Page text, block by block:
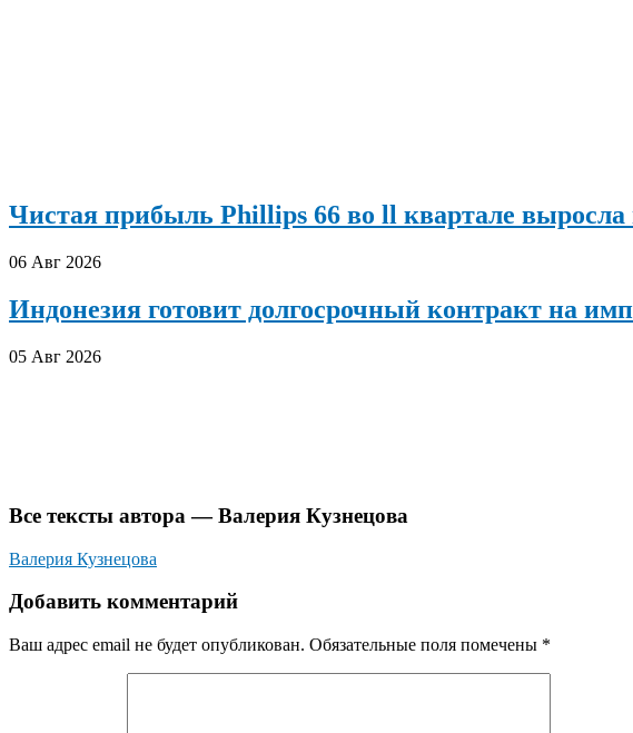
Чистая прибыль Phillips 66 во ll квартале выросла
06 Авг 2026
Индонезия готовит долгосрочный контракт на
05 Авг 2026
Все тексты автора — Валерия Кузнецова
Валерия Кузнецова
Добавить комментарий
Ваш адрес email не будет опубликован. Обязательные поля помечены *